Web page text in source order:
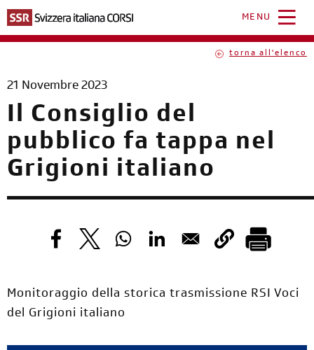
contenuto
principale
MENU
torna all'elenco
Il Consiglio del
pubblico fa tappa nel
Grigioni italiano
21 Novembre 2023
Monitoraggio della storica trasmissione RSI Voci
del Grigioni italiano